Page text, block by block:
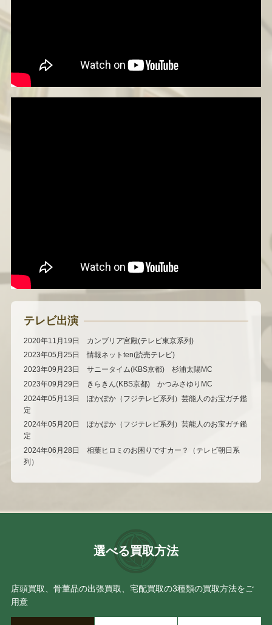
テレビ出演
2020年11月19日 カンブリア宮殿(テレビ東京系列)
2023年05月25日 情報ネットten(読売テレビ)
2023年09月23日 サニータイム(KBS京都) 杉浦太陽MC
2023年09月29日 きらきん(KBS京都) かつみさゆりMC
2024年05月13日 ぽかぽか（フジテレビ系列）芸能人のお宝ガチ鑑
定
2024年05月20日 ぽかぽか（フジテレビ系列）芸能人のお宝ガチ鑑
定
2024年06月28日 相葉ヒロミのお困りですカー？（テレビ朝日系
列）
選べる買取方法
店頭買取、骨董品の出張買取、宅配買取の3種類の買取方法をご
用意